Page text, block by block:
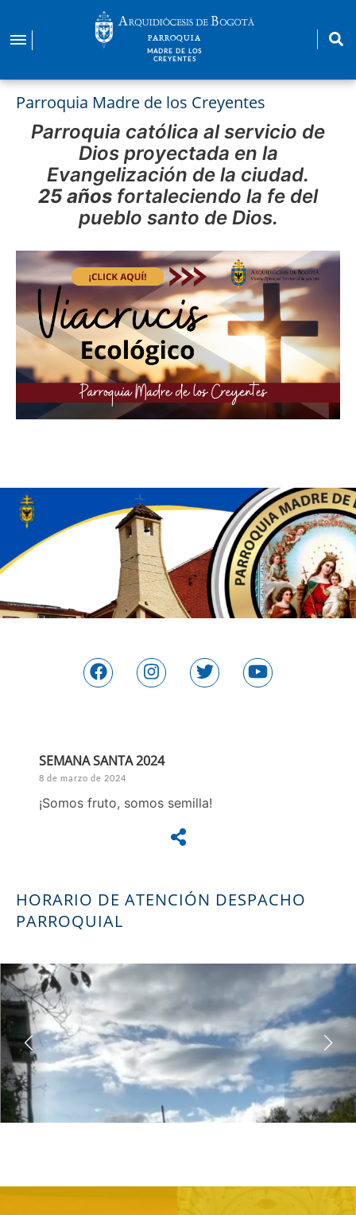
contenido
PARROQUIA
MADRE DE LOS
CREYENTES
Parroquia Madre de los Creyentes
Parroquia católica al servicio de
Dios proyectada en la
Evangelización de la ciudad.
25 años fortaleciendo la fe del
pueblo santo de Dios.
SEMANA SANTA 2024
8 de marzo de 2024
¡Somos fruto, somos semilla!
HORARIO DE ATENCIÓN DESPACHO
PARROQUIAL